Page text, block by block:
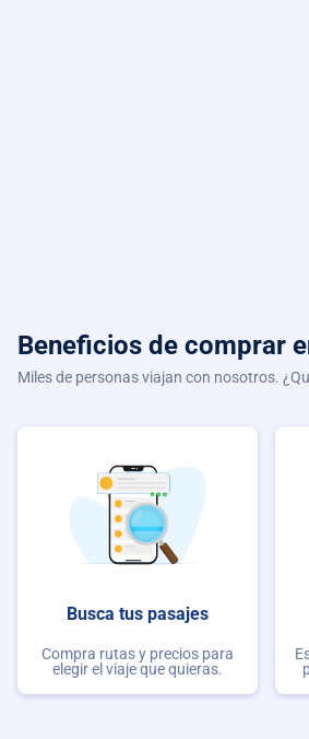
Beneficios de comprar
Miles de personas viajan con nosotros.
Busca tus pasajes
Compra rutas y precios para
elegir el viaje que quieras.